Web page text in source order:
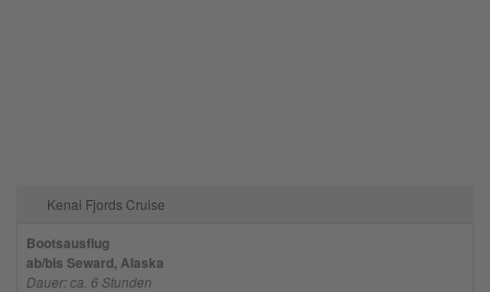
Kenai Fjords Cruise
Bootsausflug
ab/bis Seward, Alaska
Dauer: ca. 6 Stunden